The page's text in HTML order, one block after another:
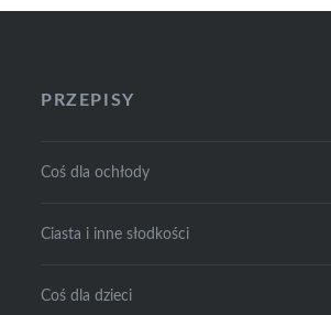
PRZEPISY
Coś dla ochłody
Ciasta i inne słodkości
Coś dla dzieci